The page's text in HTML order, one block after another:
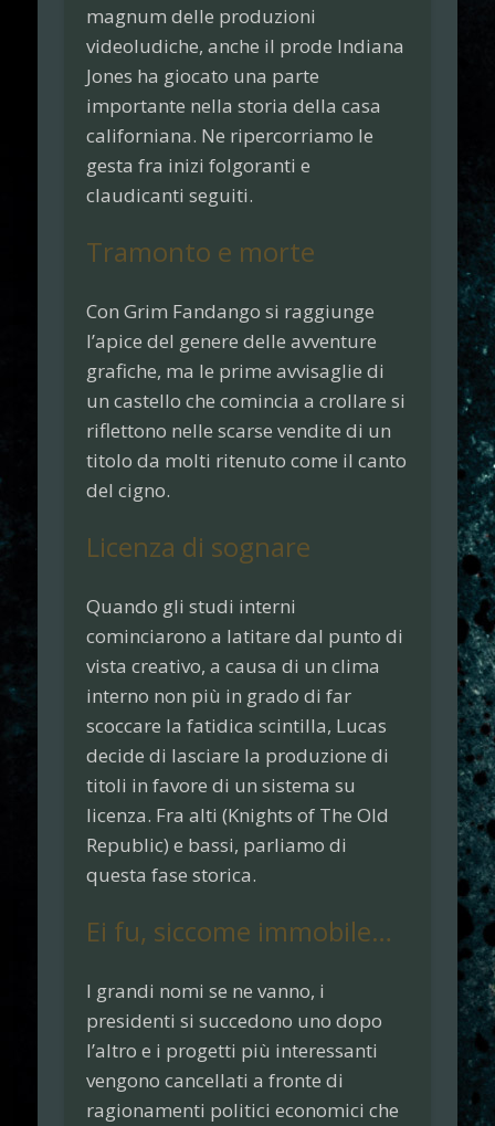
magnum delle produzioni
videoludiche, anche il prode Indiana
Jones ha giocato una parte
importante nella storia della casa
californiana. Ne ripercorriamo le
gesta fra inizi folgoranti e
claudicanti seguiti.
Tramonto e morte
ConGrim Fandango si raggiunge
l’apice del genere delle avventure
grafiche, ma le prime avvisaglie di
un castello che comincia a crollare si
riflettono nelle scarse vendite di un
titolo da molti ritenuto come il canto
del cigno.
Licenza di sognare
Quando gli studi interni
cominciarono a latitare dal punto di
vista creativo, a causa di un clima
interno non più in grado di far
scoccare la fatidica scintilla, Lucas
decide di lasciare la produzione di
titoli in favore di un sistema su
licenza. Fra alti (Knights of The Old
Republic) e bassi, parliamo di
questa fase storica.
Ei fu, siccome immobile…
I grandi nomi se ne vanno, i
presidenti si succedono uno dopo
l’altro e i progetti più interessanti
vengono cancellati a fronte di
ragionamenti politici economici che